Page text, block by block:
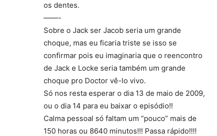
os dentes.
——-
Sobre o Jack ser Jacob seria um grande
choque, mas eu ficaria triste se isso se
confirmar pois eu imaginaria que o reencontro
de Jack e Locke seria também um grande
choque pro Doctor vê-lo vivo.
Só nos resta esperar o dia 13 de maio de 2009,
ou o dia 14 para eu baixar o episódio!!
Calma pessoal só faltam um “pouco” mais de
150 horas ou 8640 minutos!!! Passa rápido!!!!